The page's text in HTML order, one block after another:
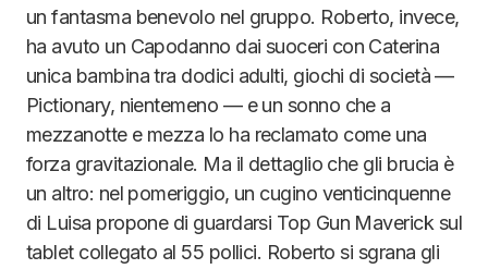
un fantasma benevolo nel gruppo. Roberto, invece,
ha avuto un Capodanno dai suoceri con Caterina
unica bambina tra dodici adulti, giochi di società —
Pictionary, nientemeno — e un sonno che a
mezzanotte e mezza lo ha reclamato come una
forza gravitazionale. Ma il dettaglio che gli brucia è
un altro: nel pomeriggio, un cugino venticinquenne
di Luisa propone di guardarsi Top Gun Maverick sul
tablet collegato al 55 pollici. Roberto si sgrana gli